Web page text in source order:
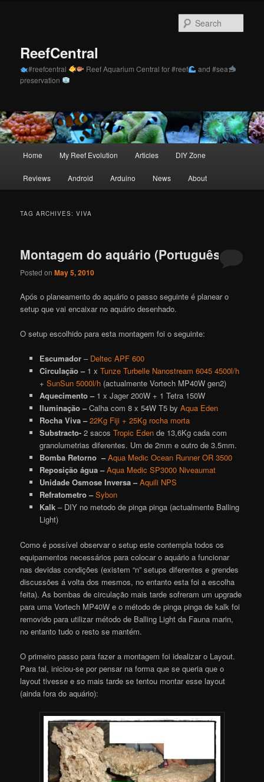
ReefCentral
#reefcentral Reef Aquarium Central for #reef
and #sea
preservation
Home My Reef Evolution Articles DIY Zone
Reviews Android Arduino News About
TAG ARCHIVES:VIVA
Montagem do aquário (Português)
Posted onMay 5, 2010
Após o planeamento do aquário o passo seguinte é planear o
setup que vai encaixar no aquário desenhado.
O setup escolhido para esta montagem foi o seguinte:
Escumador –Deltec APF 600
Circulação – 1 x Tunze Turbelle Nanostream 6045 4500l/h
+ SunSun 5000l/h(actualmente Vortech MP40W gen2)
Aquecimento – 1 x Jager 200W + 1 Tetra 150W
Iluminação –Calha com 8 x 54W T5 by Aqua Eden
Rocha Viva –22Kg Fiji + 25Kg rocha morta
Substracto- 2 sacos Tropic Edende 13,6Kg cada com
granolumetrias diferentes. Um de 2mm e outro de 3.5mm.
Bomba Retorno –Aqua Medic Ocean Runner OR 3500
Reposição água –Aqua Medic SP3000 Niveaumat
Unidade Osmose Inversa –Aquili NPS
Refratometro –Sybon
Kalk – DIY no metodo de pinga pinga (actualmente Balling
Light)
Como é possível observar o setup este contempla todos os
equipamentos necessários para colocar o aquário a funcionar
nas devidas condições (existem “n” setups diferentes e grendes
discussões á volta dos mesmos, no entanto esta foi a escolha
feita). As bombas de circulação mais tarde sofreram um upgrade
para uma Vortech MP40W e o método de pinga pinga de kalk foi
removido para utilizar método de Balling Light da Fauna marin,
no entanto tudo o resto se mantém.
O primeiro passo para fazer a montagem foi idealizar o Layout.
Para tal, iniciou-se por pensar na forma que se queria que o
layout tivesse e so mais tarde se tentou montar esse layout
(ainda fora do aquário):